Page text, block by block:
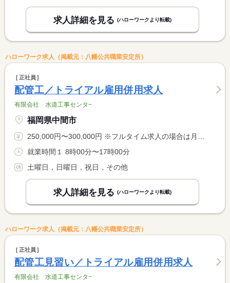
求人詳細を見る (ハローワークより転載)
ハローワーク求人（掲載元：八幡公共職業安定所）
正社員
配管工／トライアル雇用併用求人
有限会社 水道工事センタ−
福岡県中間市
250,000円〜300,000円 ※フルタイム求人の場合は月額（換算額）、パート求人の場合は時間額を表示しています。
就業時間１ 8時00分〜17時00分
土曜日，日曜日，祝日，その他
求人詳細を見る (ハローワークより転載)
ハローワーク求人（掲載元：八幡公共職業安定所）
正社員
配管工見習い／トライアル雇用併用求人
有限会社 水道工事センタ−